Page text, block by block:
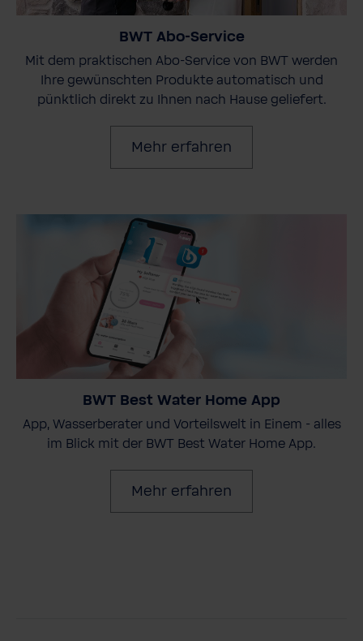
BWT Abo-Service
Mit dem praktischen Abo-Service von BWT werden
Ihre gewünschten Produkte automatisch und
pünktlich direkt zu Ihnen nach Hause geliefert.
Mehr erfahren
BWT Best Water Home App
App, Wasserberater und Vorteilswelt in Einem - alles
im Blick mit der BWT Best Water Home App.
Mehr erfahren